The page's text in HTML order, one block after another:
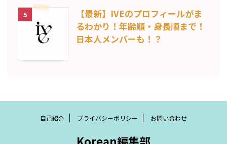
5
【最新】IVEのプロフィールがま
るわかり！年齢順・身長順まで！
日本人メンバーも！？
自己紹介 プライバシーポリシー お問い合わせ